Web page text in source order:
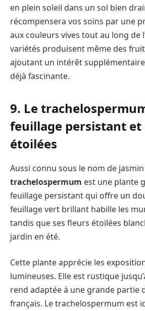
en plein soleil dans un sol bien
récompensera vos soins par une
aux couleurs vives tout au long de
variétés produisent même des
ajoutant un intérêt
déjà fascinante.
9. Le
feuillage persistant et
étoilées
Aussi connu sous le nom de
trachelospermum est une plante
feuillage persistant qui offre un
feuillage vert brillant habille les
tandis que ses fleurs étoilées
jardin en été.
Cette plante apprécie les
lumineuses. Elle est rustique
rend adaptée à une grande partie
français. Le trachelospermum est